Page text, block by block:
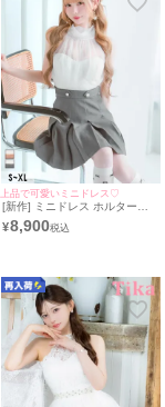
上品で可愛いミニドレス♡
[新作] ミニドレス ホルターネ
ック 谷間 シースルー ベルト付
き 背中魅せ チュール バックリ
[tk-md270810] [Tika/ティカ]
¥8,900